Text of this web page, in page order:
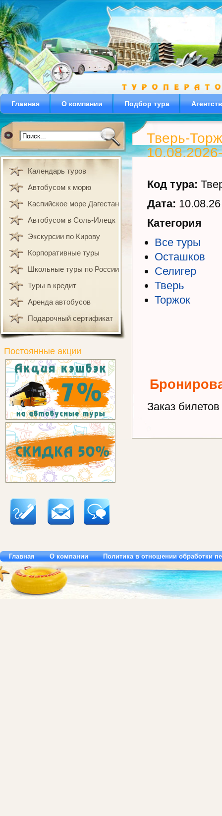
Главная О компании Подбор тура
Тверь-
Код тура:
Дата:
Категория
Все туры
Осташков
Селигер
Тверь
Торжок
Заказ
Календарь туров
Автобусом к морю
Каспийское море Дагестан
Автобусом в Соль-Илецк
Экскурсии по Кирову
Корпоративные туры
Школьные туры по России
Туры в кредит
Аренда автобусов
Подарочный сертификат
Постоянные акции
Главная О компании Политика в отношении обработки